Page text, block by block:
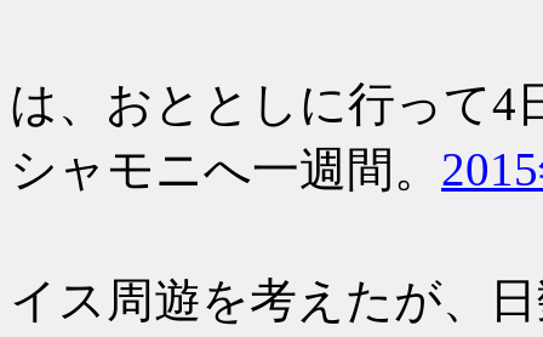
は、おととしに行って4
シャモニへ一週間。
イス周遊を考えたが、